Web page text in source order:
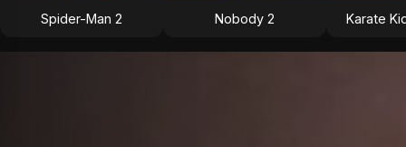
Spider-Man 2 Nobody 2 Karate